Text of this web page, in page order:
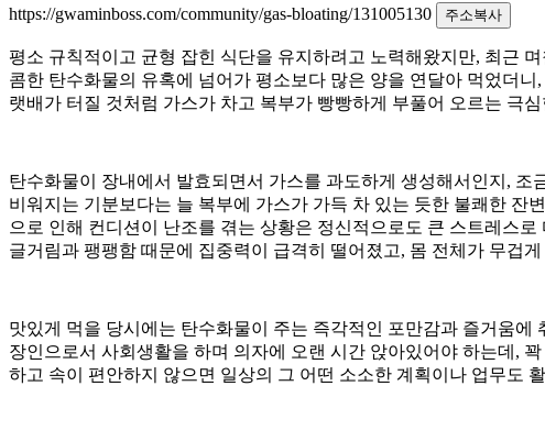
https://gwaminboss.com/community/gas-bloating/131005130
주소복사
평소 규칙적이고 균형 잡힌 식단을 유지하려고 노력해왔지만, 최근
콤한 탄수화물의 유혹에 넘어가 평소보다 많은 양을 연달아 먹었더
랫배가 터질 것처럼 가스가 차고 복부가 빵빵하게 부풀어 오르는 극
탄수화물이 장내에서 발효되면서 가스를 과도하게 생성해서인지,
비워지는 기분보다는 늘 복부에 가스가 가득 차 있는 듯한 불쾌한
으로 인해 컨디션이 난조를 겪는 상황은 정신적으로도 큰 스트레스
글거림과 팽팽함 때문에 집중력이 급격히 떨어졌고, 몸 전체가 무겁
맛있게 먹을 당시에는 탄수화물이 주는 즉각적인 포만감과 즐거움
장인으로서 사회생활을 하며 의자에 오랜 시간 앉아있어야 하는데,
하고 속이 편안하지 않으면 일상의 그 어떤 소소한 계획이나 업무도